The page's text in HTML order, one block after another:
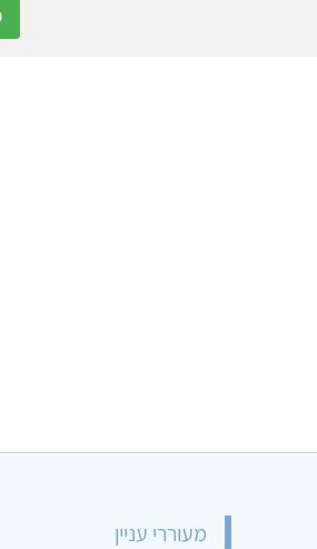
מעוררי עניין